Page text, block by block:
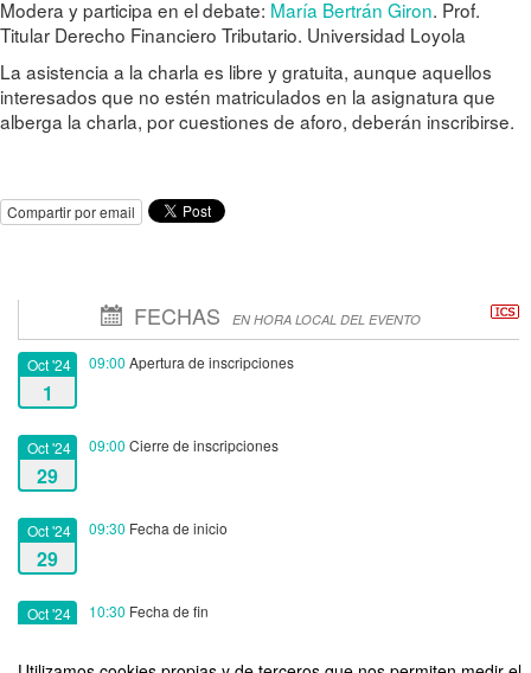
Modera y participa en el debate: María Bertrán Giron. Prof.
Titular Derecho Financiero Tributario. Universidad Loyola
La asistencia a la charla es libre y gratuita, aunque aquellos
interesados que no estén matriculados en la asignatura que
alberga la charla, por cuestiones de aforo, deberán inscribirse.
Compartir por email
FECHAS EN HORA LOCAL DEL EVENTO
Oct '24
1
09:00 Apertura de inscripciones
Oct '24
29
09:00 Cierre de inscripciones
Oct '24
29
09:30 Fecha de inicio
Oct '24 10:30 Fecha de fin